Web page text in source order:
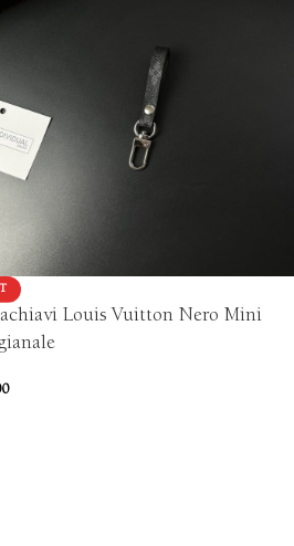
Louis Vuitton Nero Mini